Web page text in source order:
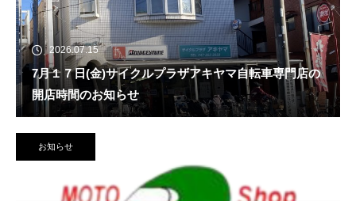
2026.07.15
7月１７日(金)サイクルプラザアキヤマ自転車専門店の
開店時間のお知らせ
お知らせ